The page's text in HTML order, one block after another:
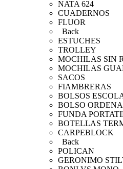
NATA 624
CUADERNOS
FLUOR
Back
ESTUCHES
TROLLEY
MOCHILAS SIN
MOCHILAS
SACOS
FIAMBRERAS
BOLSOS
BOLSO
FUNDA
BOTELLAS
CARPEBLOCK
Back
POLICAN
GERONIMO